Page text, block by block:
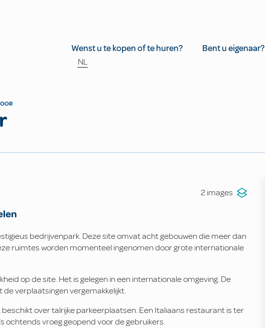
Wenst u te kopen of te huren? Bent u eigenaar?
NL
2 images
bedrijvenpark. Deze site omvat acht gebouwen die meer dan
ruimtes worden momenteel ingenomen door grote internationale
op de site. Het is gelegen in een internationale omgeving. De
de verplaatsingen vergemakkelijkt.
over talrijke parkeerplaatsen. Een Italiaans restaurant is ter
ochtends vroeg geopend voor de gebruikers.